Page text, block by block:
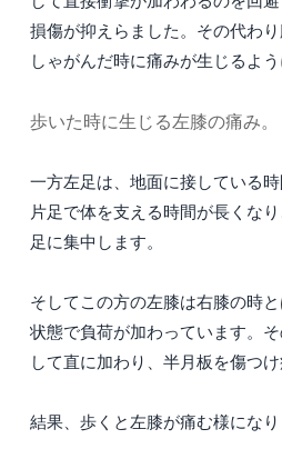
損傷が抑えらました。その代わ
しゃがんだ時に痛みが生じるよう
歩いた時に生じる左膝の痛み。
一方左足は、地面に接している
片足で体を支える時間が長くな
足に集中します。
そしてこの方の左膝は右膝の時
状態で負荷が加わっています。
して直に加わり、半月板を傷つけ
結果、歩くと左膝が痛む様になり